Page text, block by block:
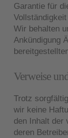
Garantie für
Wir behalten
Ankündigung
Verweise
Trotz
wir keine
den Inhalt der
deren